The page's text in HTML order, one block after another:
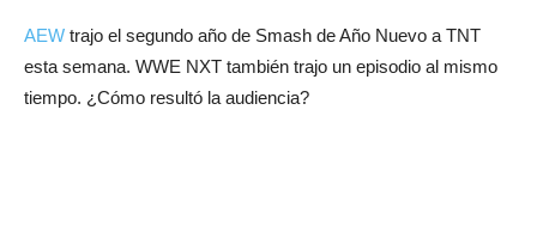
AEW trajo el segundo año de Smash de Año Nuevo a TNT
esta semana. WWE NXT también trajo un episodio al mismo
tiempo. ¿Cómo resultó la audiencia?